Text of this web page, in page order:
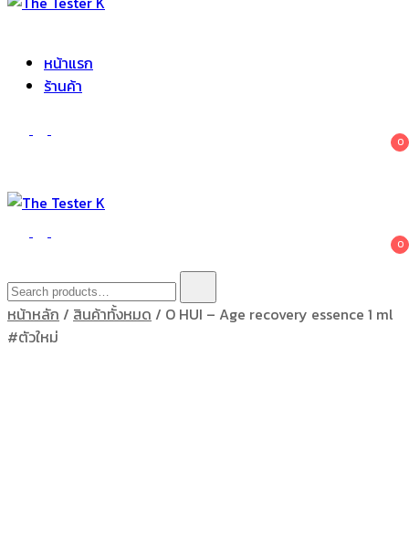
หน้าแรก
ร้านค้า
0
The Tester K
Korean cosmetics 0
Search
for:
หน้าหลัก / สินค้าทั้งหมด / O HUI – Age recovery essence 1 ml
#ตัวใหม่